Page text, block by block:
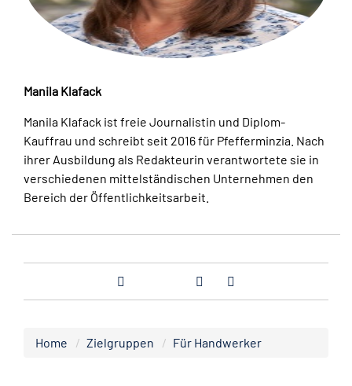
Manila Klafack
Manila Klafack ist freie Journalistin und Diplom-
Kauffrau und schreibt seit 2016 für Pfefferminzia. Nach
ihrer Ausbildung als Redakteurin verantwortete sie in
verschiedenen mittelständischen Unternehmen den
Bereich der Öffentlichkeitsarbeit.
Home Zielgruppen Für Handwerker